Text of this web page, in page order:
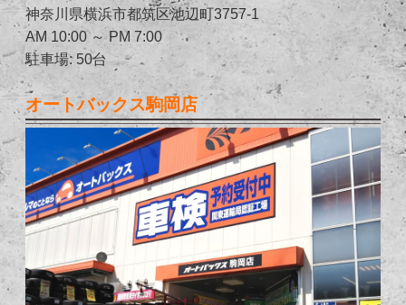
神奈川県横浜市都筑区池辺町3757-1
AM 10:00 ～ PM 7:00
駐車場: 50台
オートバックス駒岡店